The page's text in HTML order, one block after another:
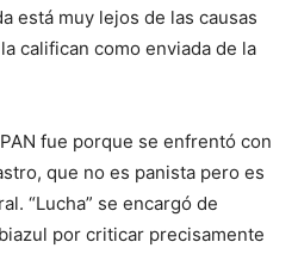
está muy lejos de las causas
califican como enviada de la
fue porque se enfrentó con
que no es panista pero es
“Lucha” se encargó de
por criticar precisamente